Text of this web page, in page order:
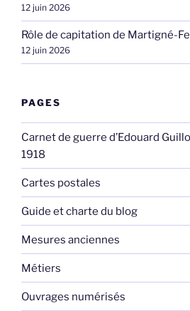
12 juin 2026
Rôle de capitation de Martigné-
12 juin 2026
PAGES
Carnet de guerre d’Edouard
1918
Cartes postales
Guide et charte du blog
Mesures anciennes
Métiers
Ouvrages numérisés